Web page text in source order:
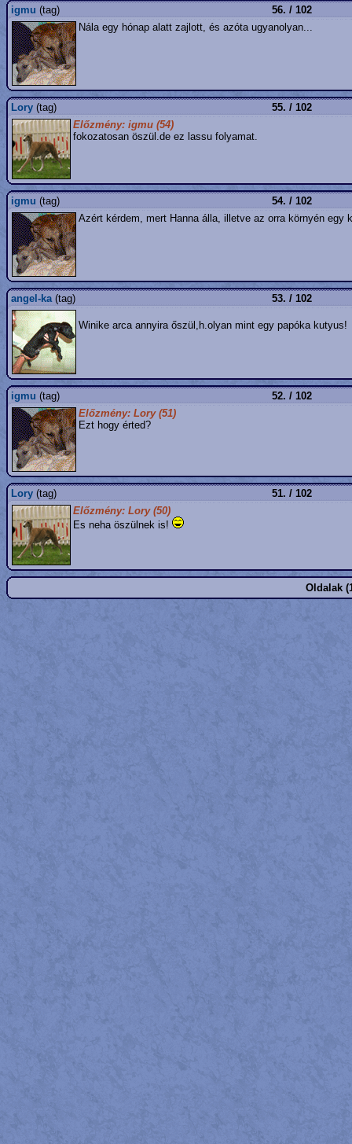
igmu (tag)
56. / 102
Nála egy hónap alatt zajlott, és azóta ugyanolyan...
Lory (tag)
55. / 102
Előzmény: igmu (54)
fokozatosan öszül.de ez lassu folyamat.
igmu (tag)
54. / 102
Azért kérdem, mert Hanna álla, illetve az orra környén
angel-ka(tag) 53. / 102
Winike arca annyira őszül,h.olyan mint egy papóka kutyus!
igmu (tag)
52. / 102
Előzmény: Lory (51)
Ezt hogy érted?
Lory (tag)
51. / 102
Előzmény: Lory (50)
Es neha öszülnek is!
Oldalak